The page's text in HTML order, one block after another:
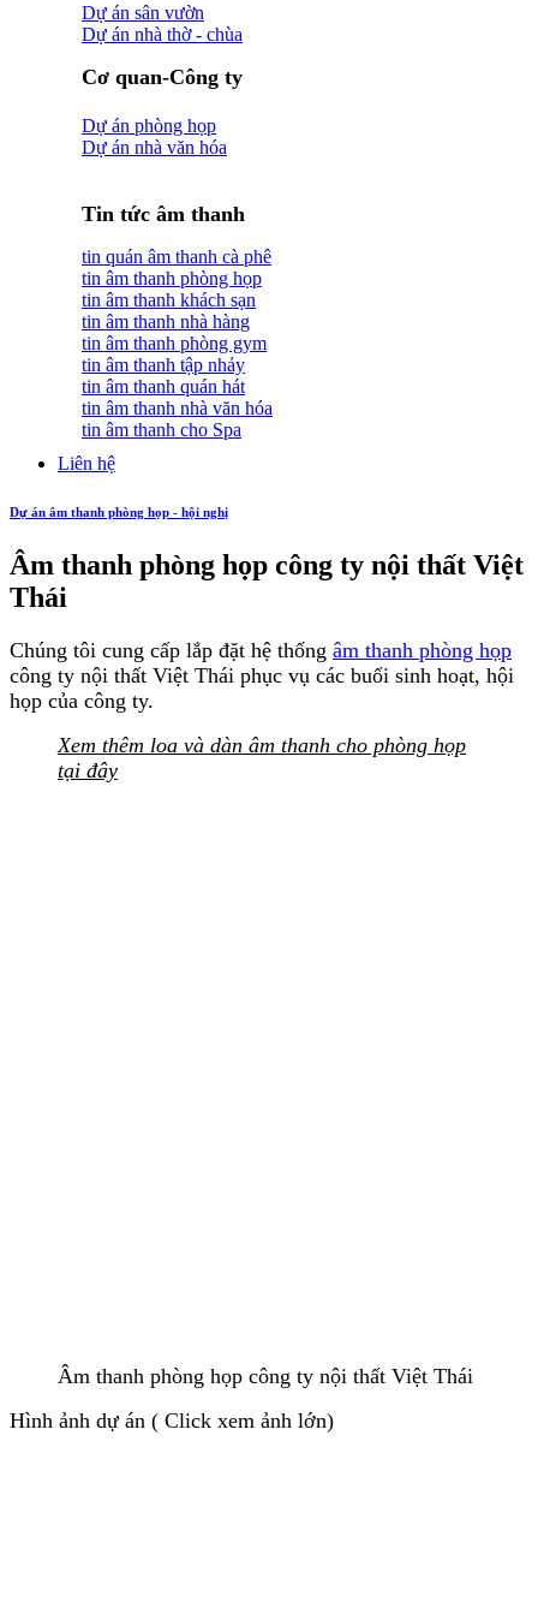
Dự án sân vườn
Dự án nhà thờ - chùa
Cơ quan-Công ty
Dự án phòng họp
Dự án nhà văn hóa
Tin tức âm thanh
tin quán âm thanh cà phê
tin âm thanh phòng họp
tin âm thanh khách sạn
tin âm thanh nhà hàng
tin âm thanh phòng gym
tin âm thanh tập nhảy
tin âm thanh quán hát
tin âm thanh nhà văn hóa
tin âm thanh cho Spa
Liên hệ
Dự án âm thanh phòng họp - hội nghị
Âm thanh phòng họp công ty nội thất Việt
Thái
Chúng tôi cung cấp lắp đặt hệ thống âm thanh phòng họp
công ty nội thất Việt Thái phục vụ các buổi sinh hoạt, hội
họp của công ty.
Xem thêm loa và dàn âm thanh cho phòng họp
tại đây
Âm thanh phòng họp công ty nội thất Việt Thái
Hình ảnh dự án ( Click xem ảnh lớn)